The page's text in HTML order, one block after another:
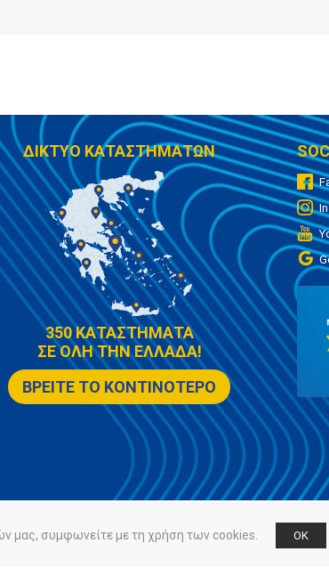
ΔΙΚΤΥΟ ΚΑΤΑΣΤΗΜΑΤΩΝ
350 ΚΑΤΑΣΤΗΜΑΤΑ
ΣΕ ΟΛΗ ΤΗΝ ΕΛΛΑΔΑ!
ΒΡΕΙΤΕ ΤΟ ΚΟΝΤΙΝΟΤΕΡΟ
μας, συμφωνείτε με τη χρήση των cookies. OK